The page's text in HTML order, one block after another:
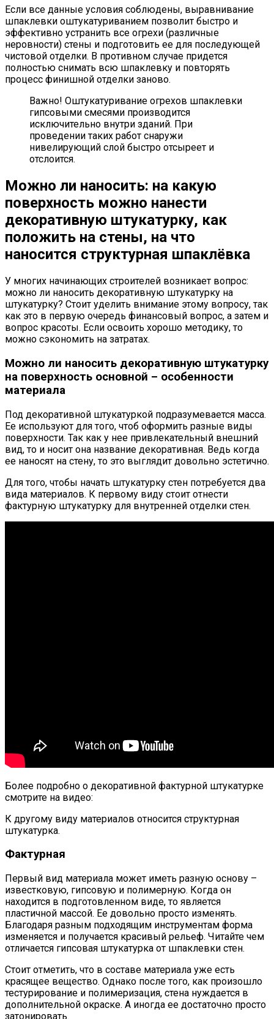
Если все данные условия соблюдены, выравнивание
шпаклевки оштукатуриванием позволит быстро и
эффективно устранить все огрехи (различные
неровности) стены и подготовить ее для последующей
чистовой отделки. В противном случае придется
полностью снимать всю шпаклевку и повторять
процесс финишной отделки заново.
Важно! Оштукатуривание огрехов шпаклевки
гипсовыми смесями производится
исключительно внутри зданий. При
проведении таких работ снаружи
нивелирующий слой быстро отсыреет и
отслоится.
Можно ли наносить: на какую
поверхность можно нанести
декоративную штукатурку, как
положить на стены, на что
наносится структурная шпаклёвка
У многих начинающих строителей возникает вопрос:
можно ли наносить декоративную штукатурку на
штукатурку? Стоит уделить внимание этому вопросу, так
как это в первую очередь финансовый вопрос, а затем и
вопрос красоты. Если освоить хорошо методику, то
можно сэкономить на затратах.
Можно ли наносить декоративную штукатурку
на поверхность основной – особенности
материала
Под декоративной штукатуркой подразумевается масса.
Ее используют для того, чтоб оформить разные виды
поверхности. Так как у нее привлекательный внешний
вид, то и носит она название декоративная. Ведь когда
ее наносят на стену, то это выглядит довольно эстетично.
Для того, чтобы начать штукатурку стен потребуется два
вида материалов. К первому виду стоит отнести
фактурную штукатурку для внутренней отделки стен.
Более подробно о декоративной фактурной штукатурке
смотрите на видео:
К другому виду материалов относится структурная
штукатурка.
Фактурная
Первый вид материала может иметь разную основу –
известковую, гипсовую и полимерную. Когда он
находится в подготовленном виде, то является
пластичной массой. Ее довольно просто изменять.
Благодаря разным подходящим инструментам форма
изменяется и получается красивый рельеф. Читайте чем
отличается гипсовая штукатурка от шпаклевки стен.
Стоит отметить, что в составе материала уже есть
красящее вещество. Однако после того, как произошло
тестурирование и полимеризация, стена нуждается в
дополнительной окраске. А иногда ее достаточно просто
затонировать.